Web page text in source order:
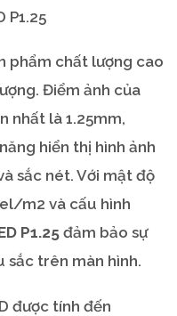
P1.25
phẩm chất lượng cao
Điểm ảnh của
nhất là 1.25mm,
hiển thị hình ảnh
sắc nét. Với mật độ
m2 và cấu hình
P1.25đảm bảo sự
sắc trên màn hình.
được tính đến